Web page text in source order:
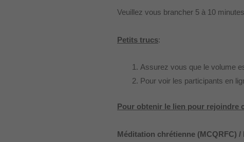
Veuillez vous brancher 5 à 10
Petits trucs:
Assurez vous que le volume
Pour voir les participants en
Pour obtenir le lien pour rejoindre
Méditation chrétienne (MCQRFC)